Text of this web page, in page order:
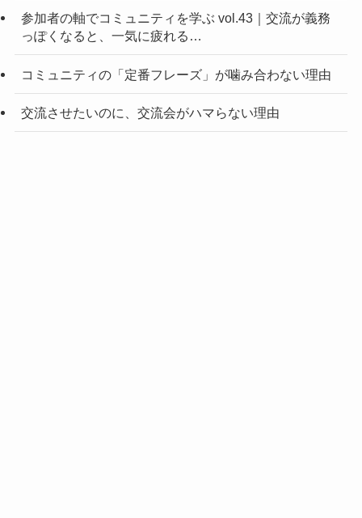
参加者の軸でコミュニティを学ぶ vol.43｜交流が義務
っぽくなると、一気に疲れる…
コミュニティの「定番フレーズ」が噛み合わない理由
交流させたいのに、交流会がハマらない理由